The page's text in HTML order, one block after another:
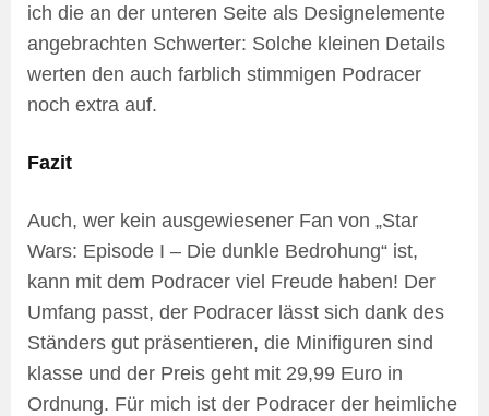
ich die an der unteren Seite als Designelemente
angebrachten Schwerter: Solche kleinen Details
werten den auch farblich stimmigen Podracer
noch extra auf.
Fazit
Auch, wer kein ausgewiesener Fan von „Star
Wars: Episode I – Die dunkle Bedrohung“ ist,
kann mit dem Podracer viel Freude haben! Der
Umfang passt, der Podracer lässt sich dank des
Ständers gut präsentieren, die Minifiguren sind
klasse und der Preis geht mit 29,99 Euro in
Ordnung. Für mich ist der Podracer der heimliche